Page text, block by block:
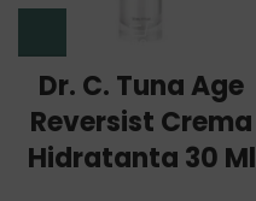
Dr. C. Tuna Age
Reversist Crema
Hidratanta 30 Ml